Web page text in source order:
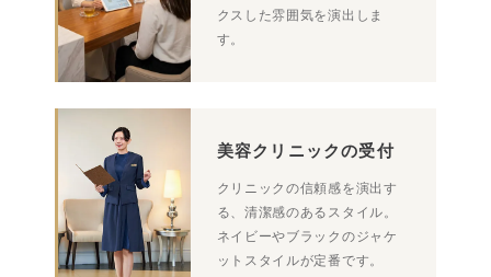
クスした雰囲気を演出しま
す。
美容クリニックの受付
クリニックの信頼感を演出す
る、清潔感のあるスタイル。
ネイビーやブラックのジャケ
ットスタイルが定番です。